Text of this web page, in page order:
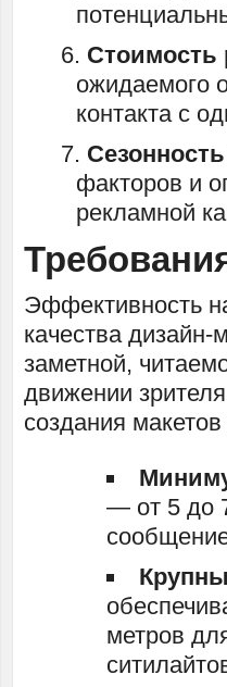
Стоимость
ожидаемого
контакта с
факторов и
рекламной
Эффективность
качества
заметной,
движении
создания
— от 5 до
метров